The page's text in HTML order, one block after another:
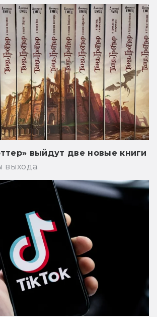
выйдут две новые книги
выхода.